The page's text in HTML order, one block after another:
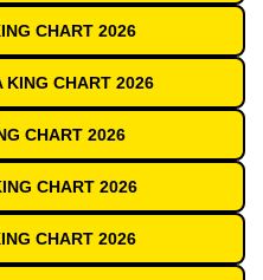
CHART 2026
KING CHART 2026
CHART 2026
CHART 2026
CHART 2026